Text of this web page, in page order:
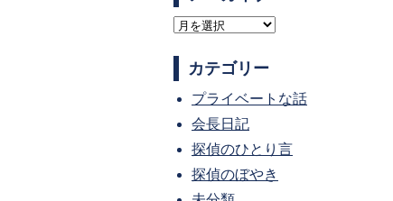
ア
イ
ブ
カテゴリー
プライベートな話
会長日記
探偵のひとり言
探偵のぼやき